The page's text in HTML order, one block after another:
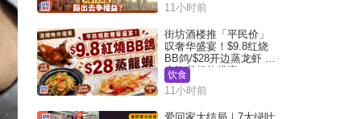
11小时前
街坊酒楼推「平民价」
叹奢华盛宴！$9.8红烧
BB鸽/$28开边蒸龙虾 3
大晚餐超值优惠
饮食
11小时前